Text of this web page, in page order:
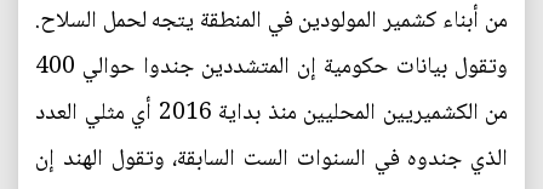
من أبناء كشمير المولودين في المنطقة يتجه لحمل السلاح.
وتقول بيانات حكومية إن المتشددين جندوا حوالي 400
من الكشميريين المحليين منذ بداية 2016 أي مثلي العدد
الذي جندوه في السنوات الست السابقة، وتقول الهند إن